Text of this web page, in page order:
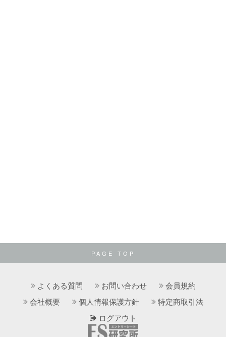
PAGE TOP
よくある質問 お問い合わせ
会員規約
会社概要
個人情報保護方針
特定商取引法
ログアウト